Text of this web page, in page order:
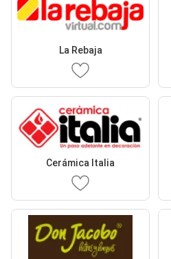
La Rebaja
Cerámica Italia